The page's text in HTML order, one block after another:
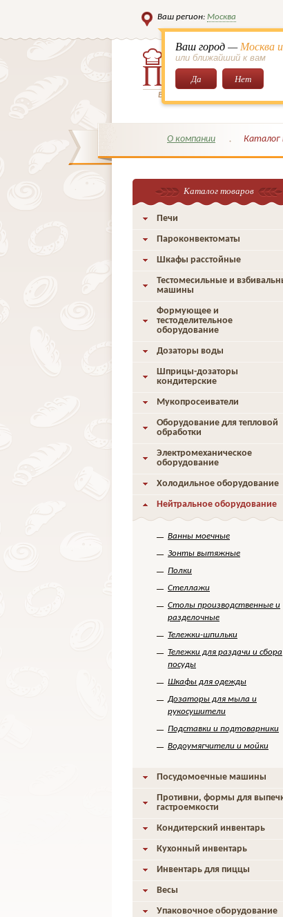
Ваш регион: Москва
Ваш город —Москва
или ближайший к вам
Да Нет
Всё для кондитеров и поваров!
О компании Каталог
Каталог товаров
Печи
Пароконвектоматы
Шкафы расстойные
Тестомесильные и
машины
Формующее и
тестоделительное
оборудование
Дозаторы воды
Шприцы-дозаторы
кондитерские
Мукопросеиватели
Оборудование для тепловой
обработки
Электромеханическое
оборудование
Холодильное оборудование
Нейтральное оборудование
Ванны моечные
Зонты вытяжные
Полки
Стеллажи
Столы производственные и
разделочные
Тележки-шпильки
Тележки для раздачи и сбора
посуды
Шкафы для одежды
Дозаторы для мыла и
рукосушители
Подставки и подтоварники
Водоумягчители и мойки
Посудомоечные машины
Противни, формы для
гастроемкости
Кондитерский инвентарь
Кухонный инвентарь
Инвентарь для пиццы
Весы
Упаковочное оборудование